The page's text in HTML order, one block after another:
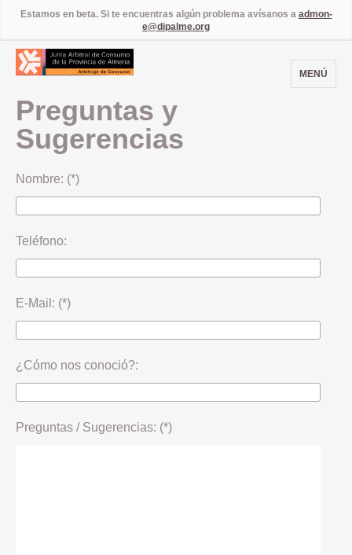
Estamos en beta. Si te encuentras algún problema avísanos a admon-
e@dipalme.org
MENÚ
Preguntas y
Sugerencias
Nombre: (*)
Teléfono:
E-Mail: (*)
¿Cómo nos conoció?:
Preguntas / Sugerencias: (*)